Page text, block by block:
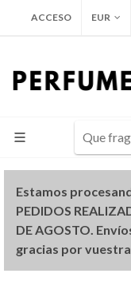
ACCESO EUR
Estamos
PEDIDOS
DE AGOSTO.
gracias por